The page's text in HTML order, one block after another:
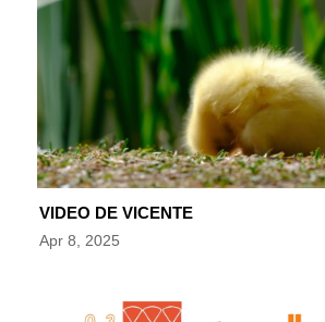
VIDEO DE VICENTE
Apr 8, 2025